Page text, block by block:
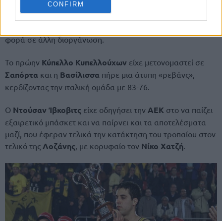
CONFIRM
Δύο χρόνια αργότερα, η μοίρα τα έφερε έτσι που η
φορά σε άλλη διοργάνωση.
Το πρώην Κύπελλο Κυπελλούχων είχε μετονομαστεί σε
Σαπόρτα και η Βασίλισσα πήρε μια άτυπη «ρεβάνς»,
κερδίζοντας την ιταλική ομάδα με 83-76.
Ο Ντούσαν Ίβκοβιτς είχε οδηγήσει την ΑΕΚ στο να παίζει
εξαιρετικό μπάσκετ και να παίρνει και τα αποτελέσματα
μαζί, που έφεραν τελικά την κατάκτηση του τροπαίου στον
τελικό της Λοζάνης, με κορυφαίο τον Νίκο Χατζή.